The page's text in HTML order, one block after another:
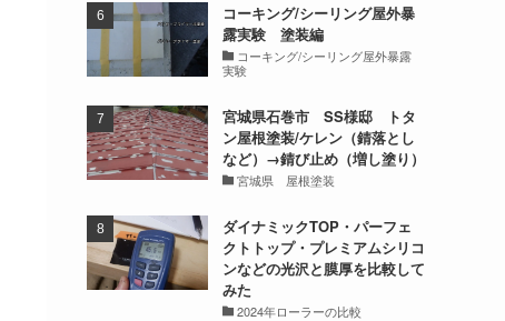
コーキング/シーリング屋外暴
露実験 塗装編
コーキング/シーリング屋外暴露
実験
宮城県石巻市 SS様邸 トタ
ン屋根塗装/ケレン（錆落とし
など）→錆び止め（増し塗り）
宮城県 屋根塗装
ダイナミックTOP・パーフェ
クトトップ・プレミアムシリコ
ンなどの光沢と膜厚を比較して
みた
2024年ローラーの比較